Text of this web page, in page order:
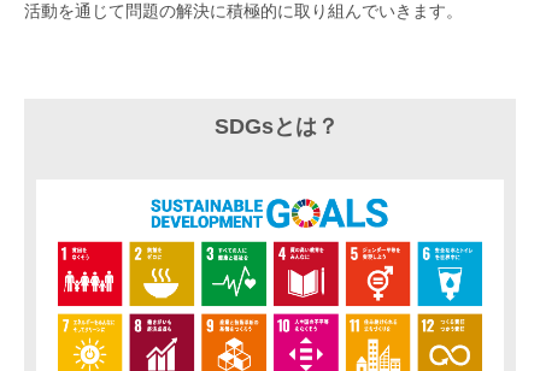
活動を通じて問題の解決に積極的に取り組んでいきます。
SDGsとは？